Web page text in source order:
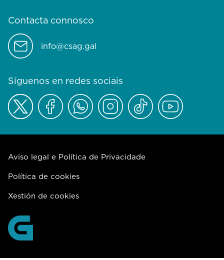
Contacta connosco
info@csag.gal
Síguenos en redes sociais
Aviso legal e Política de Privacidade
Política de cookies
Xestión de cookies